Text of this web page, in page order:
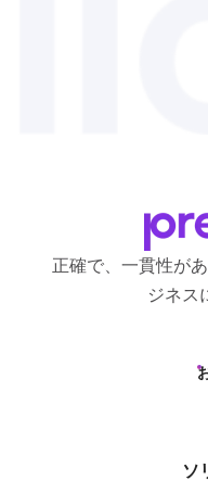
正確で、一貫性が
ジネス
ソ